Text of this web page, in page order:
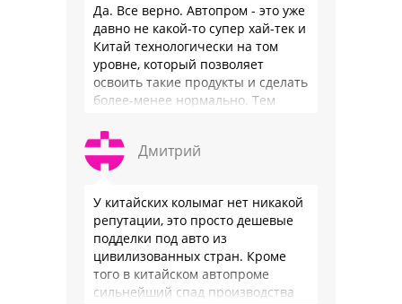
Да. Все верно. Автопром - это уже
давно не какой-то супер хай-тек и
Китай технологически на том
уровне, который позволяет
освоить такие продукты и сделать
более-менее нормально. Тем
Дмитрий
У китайских колымаг нет никакой
репутации, это просто дешевые
подделки под авто из
цивилизованных стран. Кроме
того в китайском автопроме
сильнейший спад производства